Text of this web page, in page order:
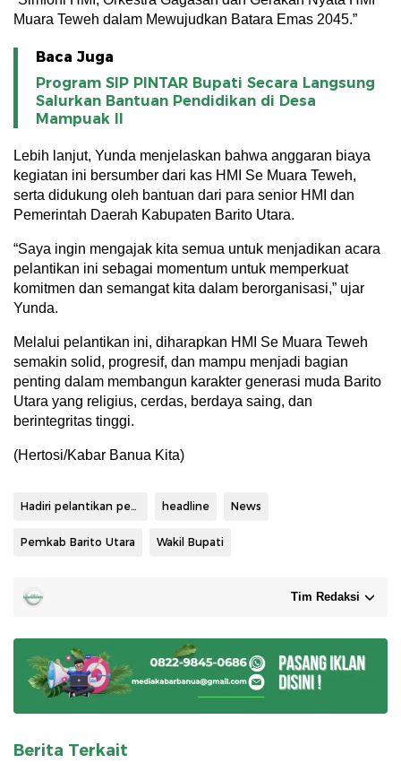
Muara Teweh dalam Mewujudkan Batara Emas 2045.”
Baca Juga
Program SIP PINTAR Bupati Secara Langsung
Salurkan Bantuan Pendidikan di Desa
Mampuak ll
Lebih lanjut, Yunda menjelaskan bahwa anggaran biaya
kegiatan ini bersumber dari kas HMI Se Muara Teweh,
serta didukung oleh bantuan dari para senior HMI dan
Pemerintah Daerah Kabupaten Barito Utara.
“Saya ingin mengajak kita semua untuk menjadikan acara
pelantikan ini sebagai momentum untuk memperkuat
komitmen dan semangat kita dalam berorganisasi,” ujar
Yunda.
Melalui pelantikan ini, diharapkan HMI Se Muara Teweh
semakin solid, progresif, dan mampu menjadi bagian
penting dalam membangun karakter generasi muda Barito
Utara yang religius, cerdas, berdaya saing, dan
berintegritas tinggi.
(Hertosi/Kabar Banua Kita)
Hadiri pelantikan pengurus HMI headline News
Pemkab Barito Utara Wakil Bupati
Tim Redaksi
Berita Terkait